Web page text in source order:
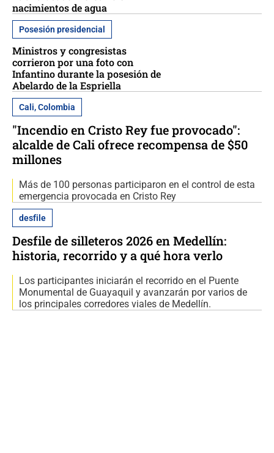
nacimientos de agua
Posesión presidencial
Ministros y congresistas
corrieron por una foto con
Infantino durante la posesión de
Abelardo de la Espriella
Cali, Colombia
"Incendio en Cristo Rey fue provocado":
alcalde de Cali ofrece recompensa de $50
millones
Más de 100 personas participaron en el control de esta
emergencia provocada en Cristo Rey
desfile
Desfile de silleteros 2026 en Medellín:
historia, recorrido y a qué hora verlo
Los participantes iniciarán el recorrido en el Puente
Monumental de Guayaquil y avanzarán por varios de
los principales corredores viales de Medellín.